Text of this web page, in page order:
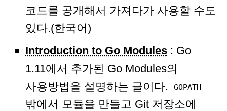
코드를 공개해서 가져다가 사용할 수도
있다.(한국어)
Introduction to Go Modules : Go
1.11에서 추가된 Go Modules의
사용방법을 설명하는 글이다.
GOPATH
밖에서 모듈을 만들고 Git 저장소에